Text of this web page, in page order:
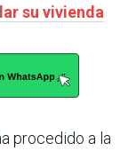
su vivienda
procedido a la